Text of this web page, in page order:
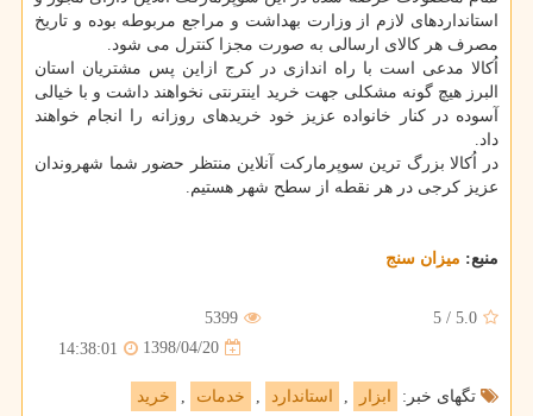
استانداردهای لازم از وزارت بهداشت و مراجع مربوطه بوده و تاریخ
مصرف هر كالای ارسالی به صورت مجزا كنترل می شود.
اُكالا مدعی است با راه اندازی در كرج ازاین پس مشتریان استان
البرز هیچ گونه مشكلی جهت خرید اینترنتی نخواهند داشت و با خیالی
آسوده در كنار خانواده عزیز خود خریدهای روزانه را انجام خواهند
داد.
در اُكالا بزرگ ترین سوپرماركت آنلاین منتظر حضور شما شهروندان
عزیز كرجی در هر نقطه از سطح شهر هستیم.
منبع: میزان سنج
5.0
/
5
5399
1398/04/20
14:38:01
تگهای خبر: ابزار , استاندارد , خدمات , خرید